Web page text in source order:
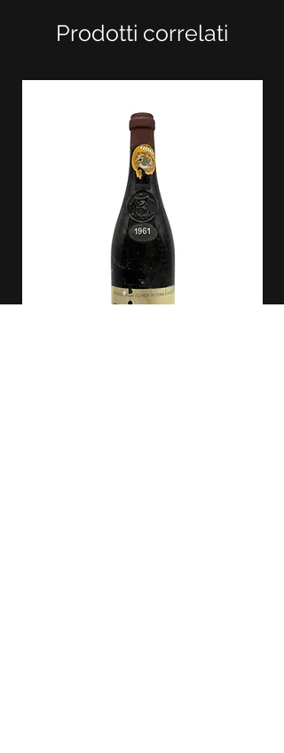
Prodotti correlati